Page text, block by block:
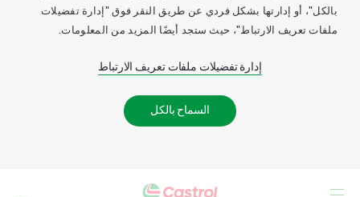
بالكل"، أو إدارتها بشكل فردي عن طريق النقر فوق "إدارة تفضيلات
ملفات تعريف الارتباط"، حيث ستجد أيضًا المزيد من المعلومات.
إدارة تفضيلات ملفات تعريف الارتباط
السماح بالكل